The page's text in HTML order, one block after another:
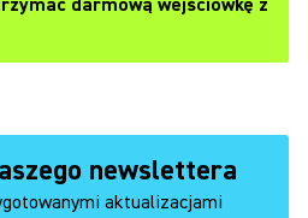
darmową wejściówkę z
newslettera
aktualizacjami